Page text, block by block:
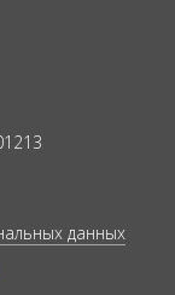
данных